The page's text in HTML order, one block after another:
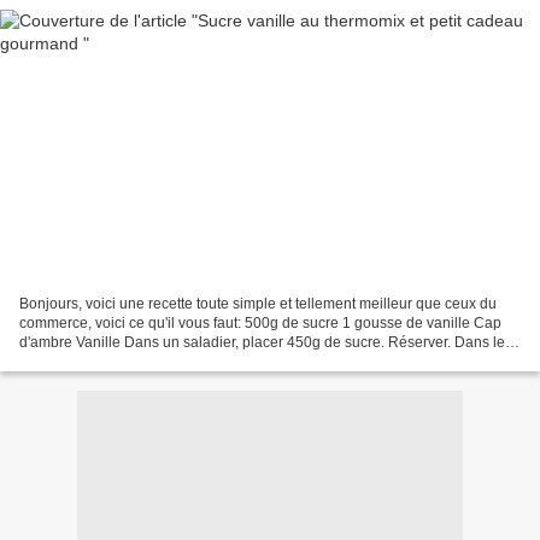
Bonjours, voici une recette toute simple et tellement meilleur que ceux du
commerce, voici ce qu'il vous faut: 500g de sucre 1 gousse de vanille Cap
d'ambre Vanille Dans un saladier, placer 450g de sucre. Réserver. Dans le